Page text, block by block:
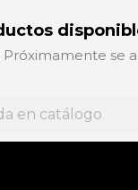
Próximamente se